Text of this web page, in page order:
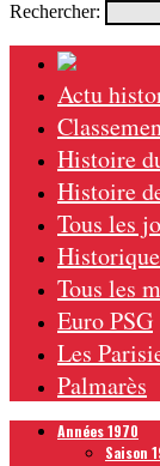
Rechercher:
Actu
Histoire
Histoire
Tous les
Tous les
Euro PSG
Les
Palmarès
Années 1970
Saison